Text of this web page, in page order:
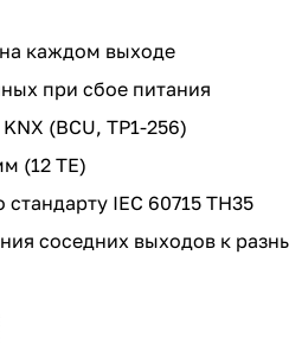
каждом выходе
при сбое питания
(BCU, TP1-256)
(12 TE)
IEC 60715 TH35
соседних выходов к